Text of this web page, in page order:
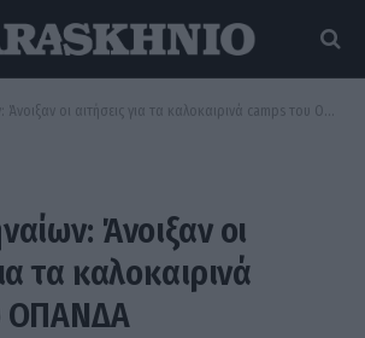
οι αιτήσεις για τα καλοκαιρινά camps του ΟΠΑΝΔΑ
Άνοιξαν οι
τα καλοκαιρινά
ΟΠΑΝΔΑ